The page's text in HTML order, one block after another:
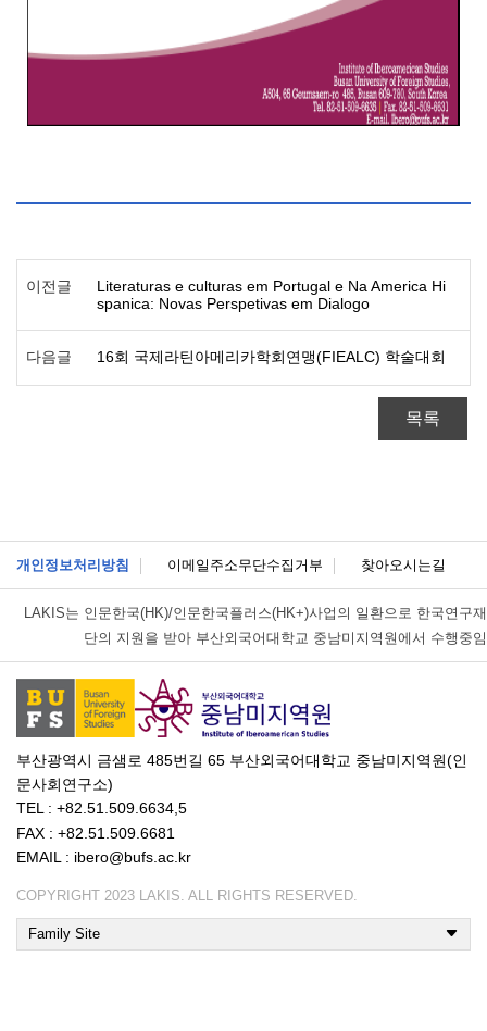
이전글
Literaturas e culturas em Portugal e Na America Hi
spanica: Novas Perspetivas em Dialogo
다음글 16회 국제라틴아메리카학회연맹(FIEALC) 학술대회
목록
개인정보처리방침 이메일주소무단수집거부 찾아오시는길
LAKIS는 인문한국(HK)/인문한국플러스(HK+)사업의 일환으로 한국연구재
단의 지원을 받아 부산외국어대학교 중남미지역원에서 수행중임
부산광역시 금샘로 485번길 65 부산외국어대학교 중남미지역원(인
문사회연구소)
TEL : +82.51.509.6634,5
FAX : +82.51.509.6681
EMAIL : ibero@bufs.ac.kr
COPYRIGHT 2023 LAKIS. ALL RIGHTS RESERVED.
Family Site